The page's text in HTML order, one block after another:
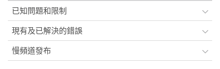
已知問題和限制
現有及已解決的錯誤
慢頻道發布